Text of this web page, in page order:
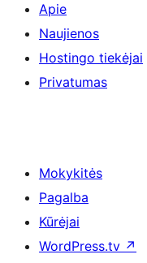
Apie
Naujienos
Hostingo tiekėjai
Privatumas
Mokykitės
Pagalba
Kūrėjai
WordPress.tv ↗